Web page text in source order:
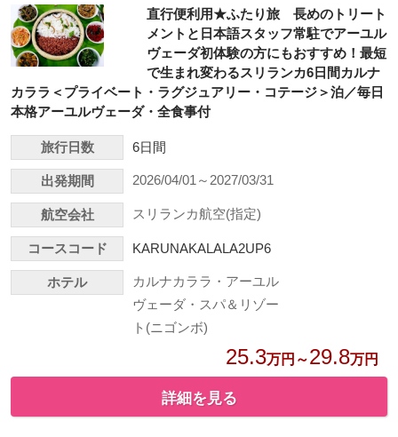
直行便利用★ふたり旅 長めのトリート
メントと日本語スタッフ常駐でアーユル
ヴェーダ初体験の方にもおすすめ！最短
で生まれ変わるスリランカ6日間カルナ
カララ＜プライベート・ラグジュアリー・コテージ＞泊／毎日
本格アーユルヴェーダ・全食事付
旅行日数 6日間
出発期間 2026/04/01～2027/03/31
航空会社 スリランカ航空(指定)
コースコード KARUNAKALALA2UP6
ホテル
カルナカララ・アーユル
ヴェーダ・スパ＆リゾー
ト(ニゴンボ)
25.3万円～29.8万円
詳細を見る